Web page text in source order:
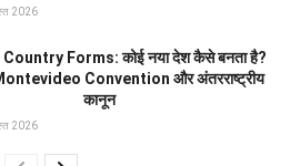
2026
Country Forms: कोई नया देश कैसे बनता है?
Convention और अंतरराष्ट्रीय
कानून
2026